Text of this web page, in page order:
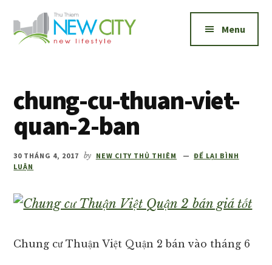
main
footer
Additional
menu
Thủ
Thiêm
cho
thuê
căn
hộ
New
Thủ
Thiêm
phòng
Menu
chung-cu-thuan-viet-
quan-2-ban
30 THÁNG 4, 2017 by NEW CITY THỦ THIÊM
ĐỂ LẠI BÌNH
LUẬN
Chung cư Thuận Việt Quận 2 bán vào tháng 6